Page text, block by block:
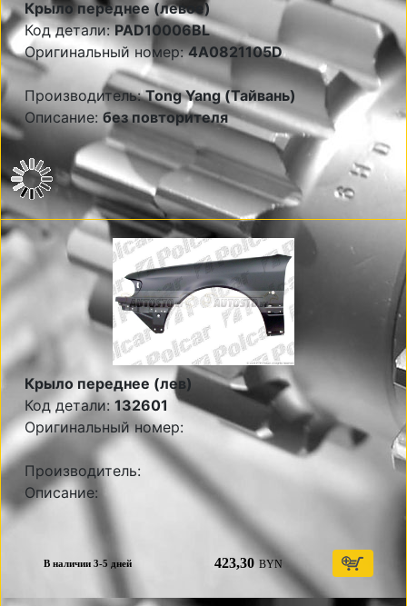
Крыло переднее (левое)
Код детали:PAD10006BL
Оригинальный номер:4A0821105D
Производитель:Tong Yang (Тайвань)
Описание: без повторителя
Крыло переднее (лев)
Код детали:132601
Оригинальный номер:
Производитель:
Описание:
В наличии 3-5 дней 423,30 BYN